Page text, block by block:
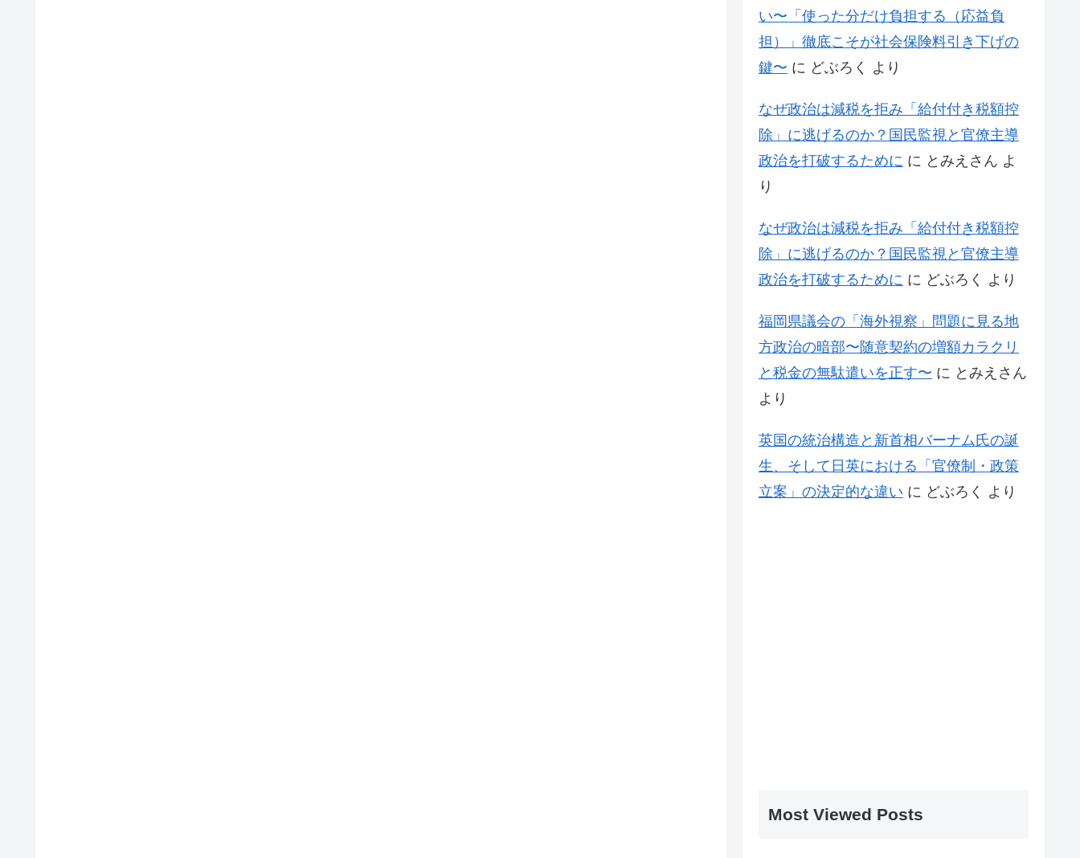
い〜「使った分だけ負担する（応益負
担）」徹底こそが社会保険料引き下げの
鍵〜 に どぶろく より
なぜ政治は減税を拒み「給付付き税額控
除」に逃げるのか？国民監視と官僚主導
政治を打破するために に とみえさん よ
り
なぜ政治は減税を拒み「給付付き税額控
除」に逃げるのか？国民監視と官僚主導
政治を打破するために に どぶろく より
福岡県議会の「海外視察」問題に見る地
方政治の暗部〜随意契約の増額カラクリ
と税金の無駄遣いを正す〜 に とみえさん
より
英国の統治構造と新首相バーナム氏の誕
生、そして日英における「官僚制・政策
立案」の決定的な違い に どぶろく より
Most Viewed Posts